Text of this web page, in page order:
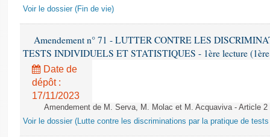
Voir le dossier (Fin de vie)
Amendement n° 71 - LUTTER CONTRE LES
TESTS INDIVIDUELS ET STATISTIQUES - 1ère lecture (1ère
Date de
dépôt :
17/11/2023
Amendement de M. Serva, M. Molac et M. Acquaviva - Article
Voir le dossier (Lutte contre les discriminations par la pratique de